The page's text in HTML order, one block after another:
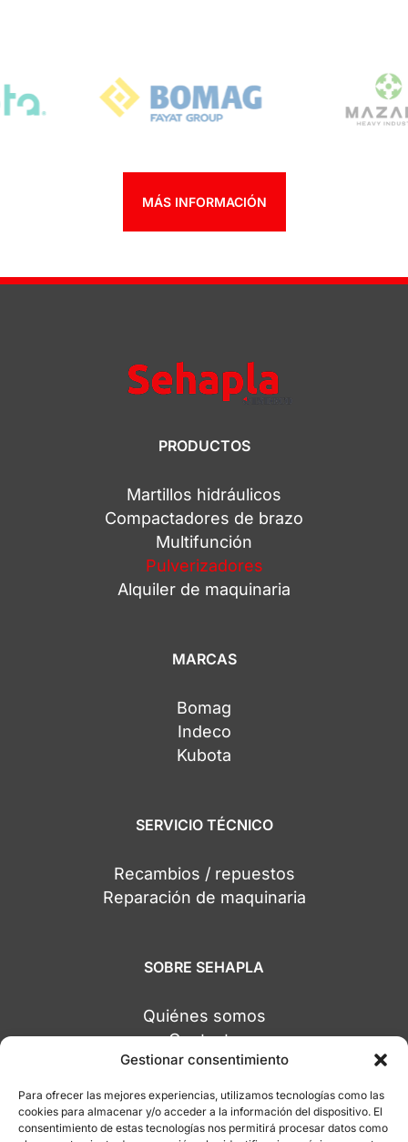
Gestionar consentimiento
Para ofrecer las mejores experiencias, utilizamos tecnologías como las
cookies para almacenar y/o acceder a la información del dispositivo. El
consentimiento de estas tecnologías nos permitirá procesar datos como
MÁS INFORMACIÓN
PRODUCTOS
Martillos hidráulicos
Compactadores de brazo
Multifunción
Pulverizadores
Alquiler de maquinaria
MARCAS
Bomag
Indeco
Kubota
SERVICIO TÉCNICO
Recambios / repuestos
Reparación de maquinaria
SOBRE SEHAPLA
Quiénes somos
Contacto
Central Alicante
Sede Socuéllamos
Sede Tarragona